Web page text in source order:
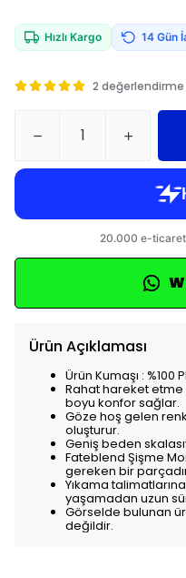
Hızlı Kargo 14 Gün
2 değerlendirme
Ürün Açıklaması
Ürün Kumaşı : %100
Rahat hareket etme
boyu konfor sağlar.
Göze hoş gelen
oluşturur.
Geniş beden
Fateblend Şişme
gereken bir
Yıkama
yaşamadan uzun
Görselde bulunan
değildir.